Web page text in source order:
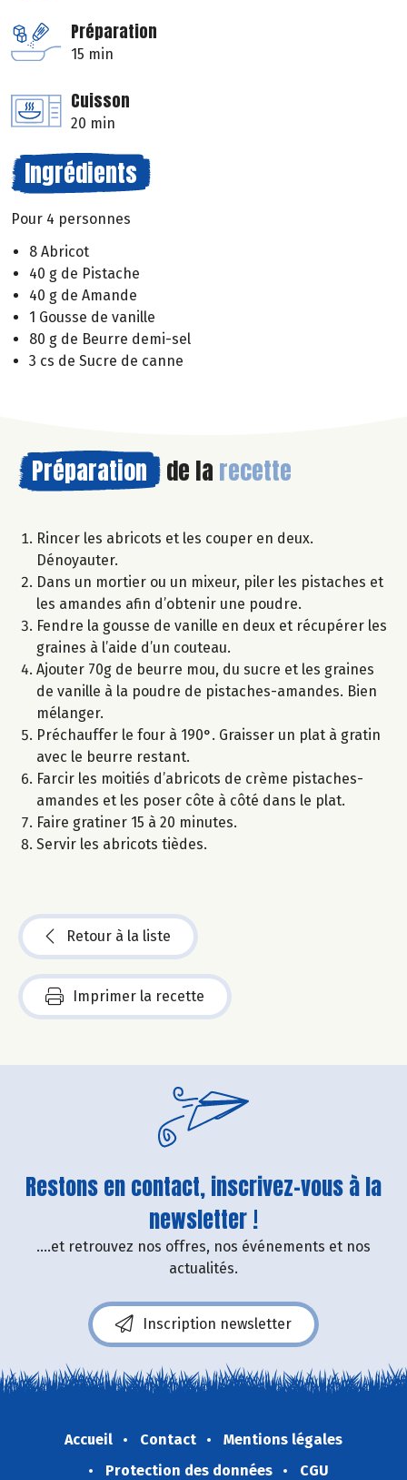
Préparation
15 min
Cuisson
20 min
Ingrédients
Pour 4 personnes
8 Abricot
40 g de Pistache
40 g de Amande
1 Gousse de vanille
80 g de Beurre demi-sel
3 cs de Sucre de canne
Préparation de la recette
Rincer les abricots et les couper en deux.
Dénoyauter.
Dans un mortier ou un mixeur, piler les pistaches et
les amandes afin d’obtenir une poudre.
Fendre la gousse de vanille en deux et récupérer les
graines à l’aide d’un couteau.
Ajouter 70g de beurre mou, du sucre et les graines
de vanille à la poudre de pistaches-amandes. Bien
mélanger.
Préchauffer le four à 190°. Graisser un plat à gratin
avec le beurre restant.
Farcir les moitiés d’abricots de crème pistaches-
amandes et les poser côte à côté dans le plat.
Faire gratiner 15 à 20 minutes.
Servir les abricots tièdes.
Retour à la liste
Imprimer la recette
Restons en contact, inscrivez-vous à la
newsletter !
....et retrouvez nos offres, nos événements et nos
actualités.
Inscription newsletter
Accueil Contact
Mentions légales
Protection des données
CGU